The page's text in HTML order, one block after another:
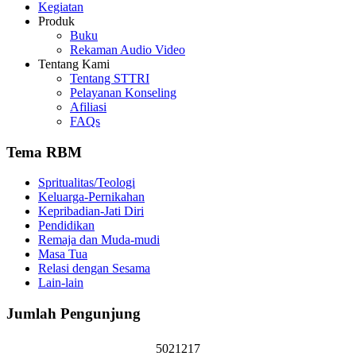
Kegiatan
Produk
Buku
Rekaman Audio Video
Tentang Kami
Tentang STTRI
Pelayanan Konseling
Afiliasi
FAQs
Tema RBM
Spritualitas/Teologi
Keluarga-Pernikahan
Kepribadian-Jati Diri
Pendidikan
Remaja dan Muda-mudi
Masa Tua
Relasi dengan Sesama
Lain-lain
Jumlah Pengunjung
5021 21 7